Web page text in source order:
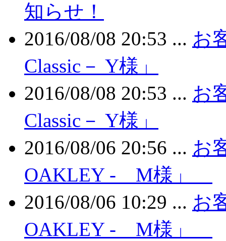
知らせ！
2016/08/08 20:53 ... お
Classic－ Y様」
2016/08/08 20:53 ... お
Classic－ Y様」
2016/08/06 20:56 ... お
OAKLEY - M様」
2016/08/06 10:29 ... お
OAKLEY - M様」